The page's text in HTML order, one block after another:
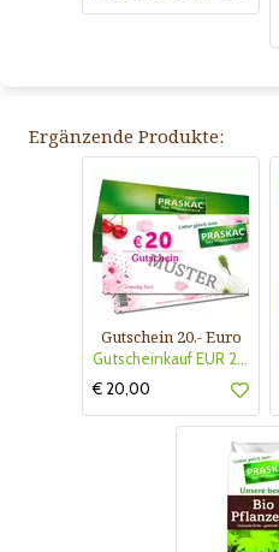
Ergänzende Produkte:
Gutschein 20.- Euro
Gutscheinkauf EUR 20.-
€ 20,00